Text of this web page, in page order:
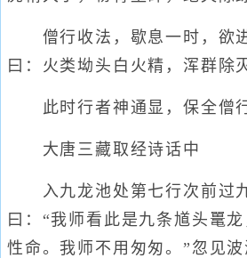
僧行收法，歇息一时，欲
曰：火类坳头白火精，浑群除
此时行者神通显，保全僧行
大唐三藏取经诗话中
入九龙池处第七行次前过
曰：“我师看此是九条馗头鼍
性命。我师不用匆匆。”忽见